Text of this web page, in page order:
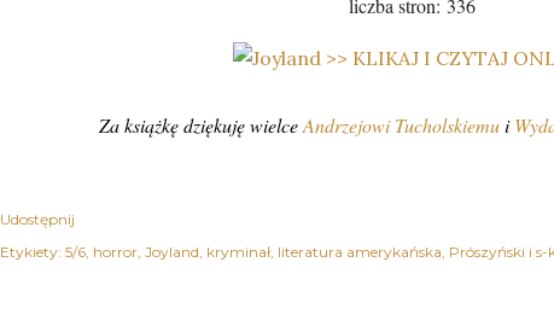
liczba stron: 336
Za książkę dziękuję wielceAndrzejowi Tucholskiemui
Udostępnij
Etykiety: 5/6 horror Joyland kryminał literatura amerykańska Prószyński i s-